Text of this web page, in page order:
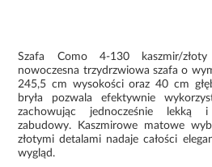
Szafa Como 4-130 kaszmir/
nowoczesna trzydrzwiowa szafa o
245,5 cm wysokości oraz 40 cm
bryła pozwala efektywnie
zachowując jednocześnie lekką
zabudowy. Kaszmirowe matowe
złotymi detalami nadaje całości
wygląd.